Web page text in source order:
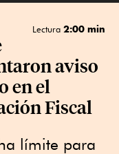
Lectura 2:00 min
aviso
en el
Fiscal
límite para